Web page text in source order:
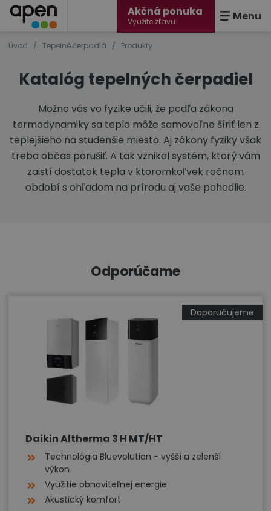
Akčná ponuka
Využite zľavu Menu
Úvod / Tepelné čerpadlá / Produkty
Katalóg tepelných čerpadiel
Možno vás vo fyzike učili, že podľa zákona
termodynamiky sa teplo môže samovoľne šíriť len z
teplejšieho na studenšie miesto. Aj zákony fyziky však
treba občas porušiť. A tak vznikol systém, ktorý vám
zaistí dostatok tepla v ktoromkoľvek ročnom
období s ohľadom na prírodu aj vaše pohodlie.
Odporúčame
Doporučujeme
Daikin Altherma 3 H MT/HT
Technológia Bluevolution - vyšší a zelenší
výkon
Využitie obnoviteľnej energie
Akustický komfort